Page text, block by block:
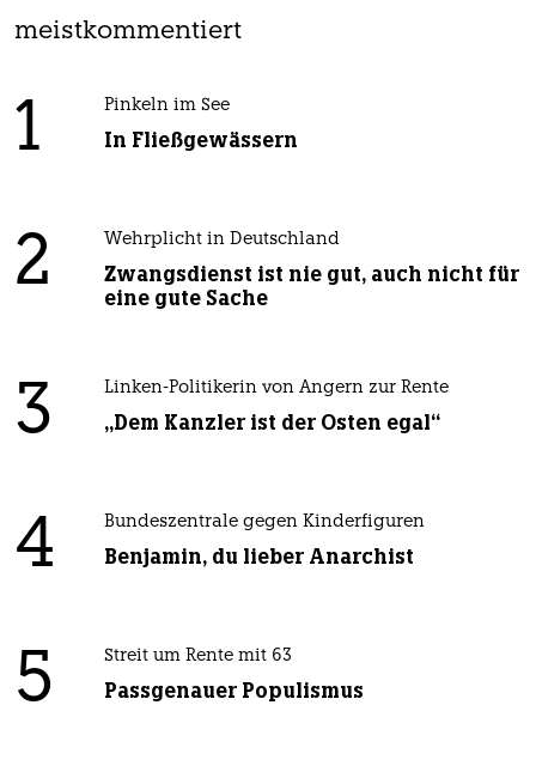
meistkommentiert
1 Pinkeln im See
In Fließgewässern
2 Wehrplicht in Deutschland
Zwangsdienst ist nie gut, auch nicht für
eine gute Sache
3 Linken-Politikerin von Angern zur Rente
„Dem Kanzler ist der Osten egal“
4 Bundeszentrale gegen Kinderfiguren
Benjamin, du lieber Anarchist
5 Streit um Rente mit 63
Passgenauer Populismus